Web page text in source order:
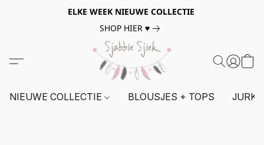
ELKE WEEK NIEUWE COLLECTIE
SHOP HIER ♥
NIEUWE COLLECTIE BLOUSJES + TOPS